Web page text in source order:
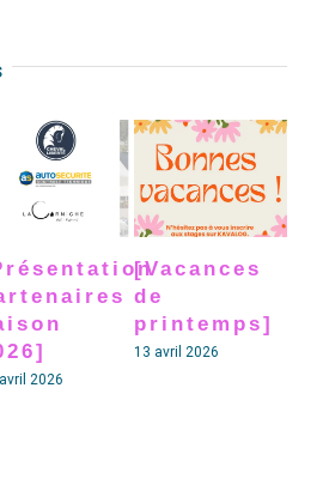
2026
[Vacances
de
printemps]
13 avril 2026